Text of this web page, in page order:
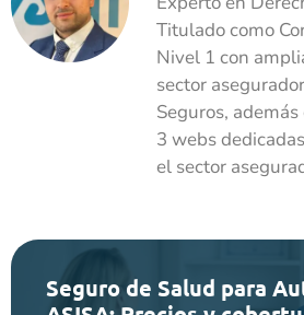
Titulado como
Nivel 1 con
sector
Seguros,
3 webs
el sector
Seguro de Salud para